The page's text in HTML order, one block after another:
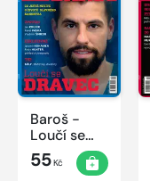
Baroš -
Loučí se
dravec
55Kč